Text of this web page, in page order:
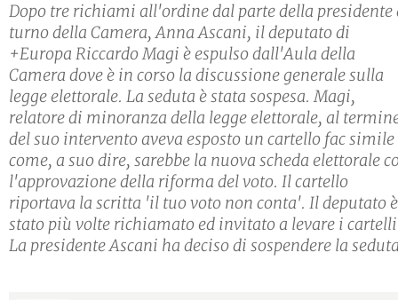
Dopo tre richiami all'ordine dal parte della presidente
turno della Camera, Anna Ascani, il deputato di
+Europa Riccardo Magi è espulso dall'Aula della
Camera dove è in corso la discussione generale sulla
legge elettorale. La seduta è stata sospesa. Magi,
relatore di minoranza della legge elettorale, al
del suo intervento aveva esposto un cartello fac
come, a suo dire, sarebbe la nuova scheda elettorale
l'approvazione della riforma del voto. Il cartello
riportava la scritta 'il tuo voto non conta'. Il deputato è
stato più volte richiamato ed invitato a levare i
La presidente Ascani ha deciso di sospendere la